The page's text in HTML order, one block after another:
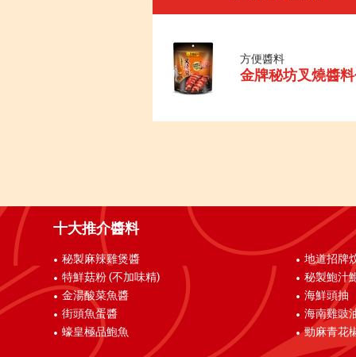
方便醬料
金牌秘坊叉燒醬
十大推介醬料
秘製麻辣雞煲醬
特鮮菇粉 (不加味精)
金湯酸菜魚醬
街頭魚蛋醬
蠔皇極品鮑魚
地道招牌
秘製鮑汁
海鮮頭抽
海南雞豉
勁麻青花